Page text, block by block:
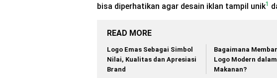
bisa diperhatikan agar desain iklan tampil unik1
READ MORE
Logo Emas Sebagai Simbol
Nilai, Kualitas dan Apresiasi
Brand
Bagaimana
Logo Modern
Makanan?